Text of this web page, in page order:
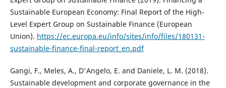
Sustainable European Economy: Final Report of the High-
Level Expert Group on Sustainable Finance (European
Union). https://ec.europa.eu/info/sites/info/files/180131-
sustainable-finance-final-report_en.pdf
Gangi, F., Meles, A., D'Angelo, E. and Daniele, L. M. (2018).
Sustainable development and corporate governance in the